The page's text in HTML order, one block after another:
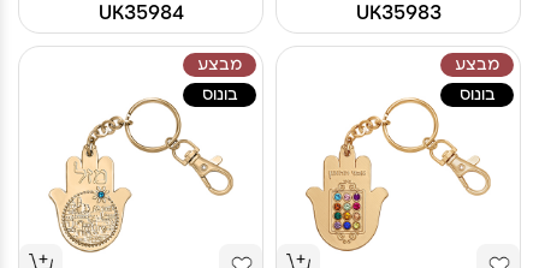
UK35983
UK35984
מבצע
בונוס
מבצע
בונוס